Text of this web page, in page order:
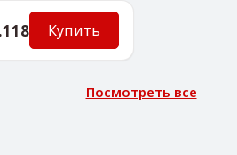
Купить
Посмотреть все